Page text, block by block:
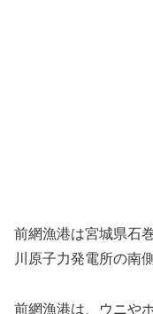
前網漁港は宮城県石
川原子力発電所の南
前網漁港は、ウニや